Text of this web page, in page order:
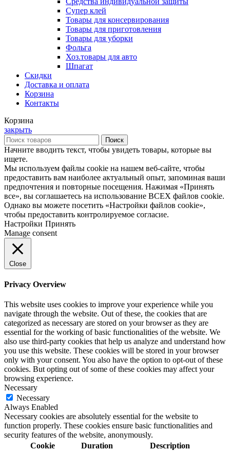
Супер клей
Товары для консервирования
Товары для приготовления
Товары для уборки
Фольга
Хоз.товары для авто
Шпагат
Скидки
Доставка и оплата
Корзина
Контакты
Корзина
закрыть
Поиск
Начните вводить текст, чтобы увидеть товары, которые вы
ищете.
Мы используем файлы cookie на нашем веб-сайте, чтобы
предоставить вам наиболее актуальный опыт, запоминая ваши
предпочтения и повторные посещения. Нажимая «Принять
все», вы соглашаетесь на использование ВСЕХ файлов cookie.
Однако вы можете посетить «Настройки файлов cookie»,
чтобы предоставить контролируемое согласие.
Настройки Принять
Manage consent
Close
Privacy Overview
This website uses cookies to improve your experience while you
navigate through the website. Out of these, the cookies that are
categorized as necessary are stored on your browser as they are
essential for the working of basic functionalities of the website. We
also use third-party cookies that help us analyze and understand how
you use this website. These cookies will be stored in your browser
only with your consent. You also have the option to opt-out of these
cookies. But opting out of some of these cookies may affect your
browsing experience.
Necessary
Necessary
Always Enabled
Necessary cookies are absolutely essential for the website to
function properly. These cookies ensure basic functionalities and
security features of the website, anonymously.
Cookie
Duration Description